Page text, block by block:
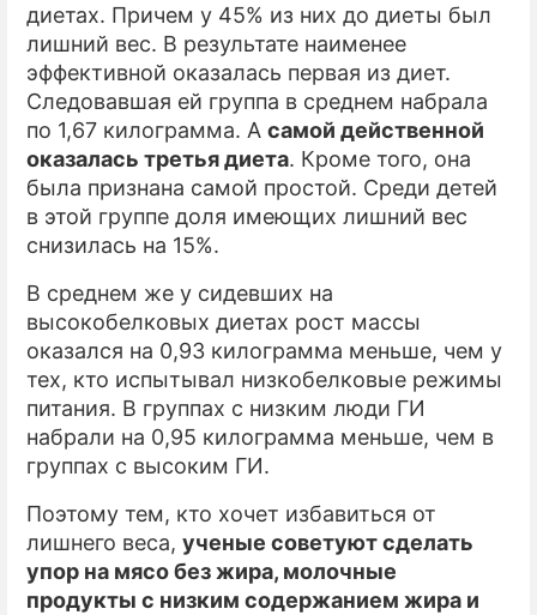
диетах. Причем у 45% из них до диеты был
лишний вес. В результате наименее
эффективной оказалась первая из диет.
Следовавшая ей группа в среднем набрала
по 1,67 килограмма. А самой действенной
оказалась третья диета. Кроме того, она
была признана самой простой. Среди детей
в этой группе доля имеющих лишний вес
снизилась на 15%.
В среднем же у сидевших на
высокобелковых диетах рост массы
оказался на 0,93 килограмма меньше, чем у
тех, кто испытывал низкобелковые режимы
питания. В группах с низким люди ГИ
набрали на 0,95 килограмма меньше, чем в
группах с высоким ГИ.
Поэтому тем, кто хочет избавиться от
лишнего веса, ученые советуют сделать
упор на мясо без жира, молочные
продукты с низким содержанием жира и